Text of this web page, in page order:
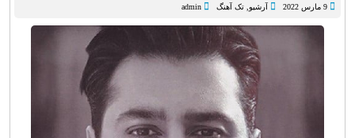
9 مارس 2022 آرشیو, تک آهنگ admin